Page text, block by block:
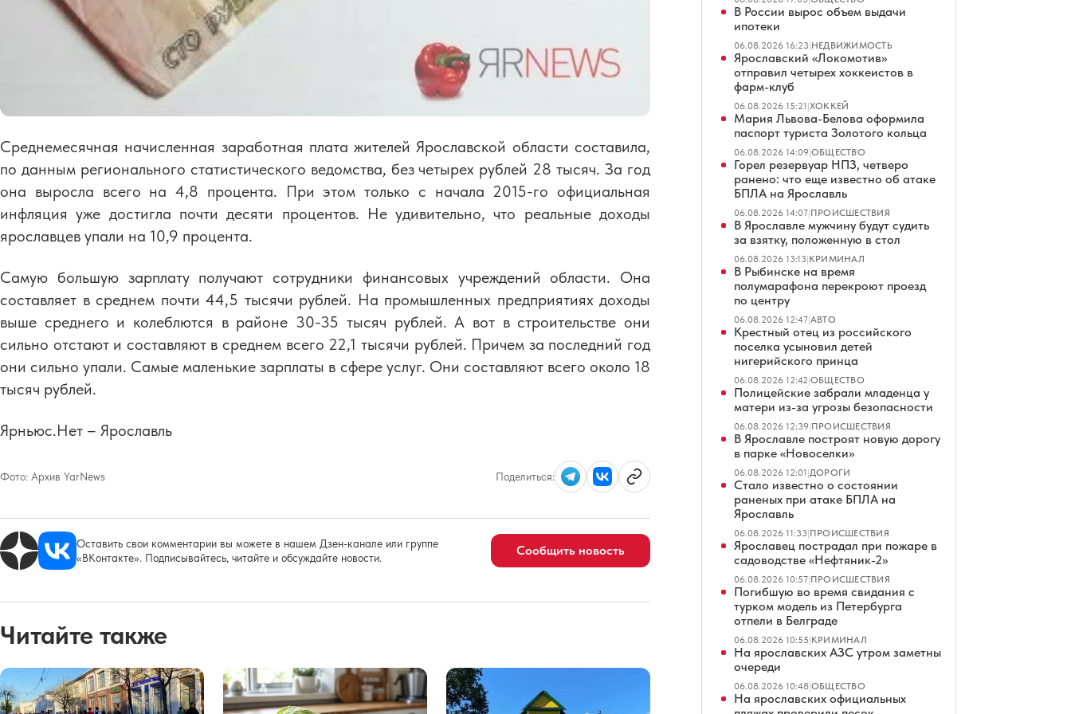
Среднемесячная начисленная заработная плата жителей Ярославской области составила,
по данным регионального статистического ведомства, без четырех рублей 28 тысяч. За год
она выросла всего на 4,8 процента. При этом только с начала 2015-го официальная
инфляция уже достигла почти десяти процентов. Не удивительно, что реальные доходы
ярославцев упали на 10,9 процента.
Самую большую зарплату получают сотрудники финансовых учреждений области. Она
составляет в среднем почти 44,5 тысячи рублей. На промышленных предприятиях доходы
выше среднего и колеблются в районе 30-35 тысяч рублей. А вот в строительстве они
сильно отстают и составляют в среднем всего 22,1 тысячи рублей. Причем за последний год
они сильно упали. Самые маленькие зарплаты в сфере услуг. Они составляют всего около 18
тысяч рублей.
Ярньюс.Нет – Ярославль
Фото: Архив YarNews Поделиться:
Оставить свои комментарии вы можете в нашем Дзен-канале или группе
«ВКонтакте». Подписывайтесь, читайте и обсуждайте новости.
Сообщить новость
Читайте также
В России вырос объем выдачи
ипотеки
06.08.2026 16:23|НЕДВИЖИМОСТЬ
Ярославский «Локомотив»
отправил четырех хоккеистов в
фарм-клуб
06.08.2026 15:21|ХОККЕЙ
Мария Львова-Белова оформила
паспорт туриста Золотого кольца
06.08.2026 14:09|ОБЩЕСТВО
Горел резервуар НПЗ, четверо
ранено: что еще известно об атаке
БПЛА на Ярославль
06.08.2026 14:07|ПРОИСШЕСТВИЯ
В Ярославле мужчину будут судить
за взятку, положенную в стол
06.08.2026 13:13|КРИМИНАЛ
В Рыбинске на время
полумарафона перекроют проезд
по центру
06.08.2026 12:47|АВТО
Крестный отец из российского
поселка усыновил детей
нигерийского принца
06.08.2026 12:42|ОБЩЕСТВО
Полицейские забрали младенца у
матери из-за угрозы безопасности
06.08.2026 12:39|ПРОИСШЕСТВИЯ
В Ярославле построят новую дорогу
в парке «Новоселки»
06.08.2026 12:01|ДОРОГИ
Стало известно о состоянии
раненых при атаке БПЛА на
Ярославль
06.08.2026 11:33|ПРОИСШЕСТВИЯ
Ярославец пострадал при пожаре в
садоводстве «Нефтяник-2»
06.08.2026 10:57|ПРОИСШЕСТВИЯ
Погибшую во время свидания с
турком модель из Петербурга
отпели в Белграде
06.08.2026 10:55|КРИМИНАЛ
На ярославских АЗС утром заметны
очереди
06.08.2026 10:48|ОБЩЕСТВО
На ярославских официальных